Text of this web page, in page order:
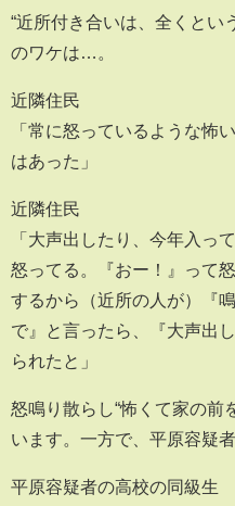
“近所付き合いは、全くとい
のワケは…。
近隣住民
「常に怒っているような怖
はあった」
近隣住民
「大声出したり、今年入っ
怒ってる。『おー！』って
するから（近所の人が）『
で』と言ったら、『大声出
られたと」
怒鳴り散らし“怖くて家の前
います。一方で、平原容疑
平原容疑者の高校の同級生